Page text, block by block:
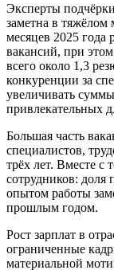
Эксперты
заметна в тяжёлом
месяцев 2025 года
вакансий, при
всего около 1,3
конкуренции за
увеличивать
привлекательных
Большая часть
специалистов,
трёх лет. Вместе с
сотрудников:
опытом работы
прошлым годом.
Рост зарплат в
ограниченные
материальной